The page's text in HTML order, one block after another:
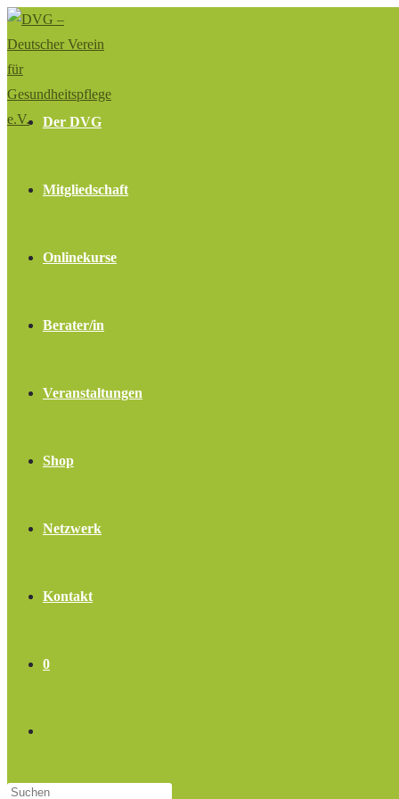
Zum
Inhalt
springen
Der DVG
Mitgliedschaft
Onlinekurse
Berater/in
Veranstaltungen
Shop
Netzwerk
Kontakt
0